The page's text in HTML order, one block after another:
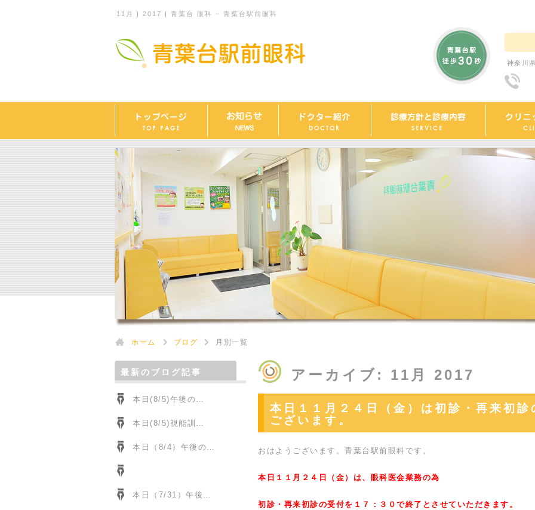
11月 | 2017 | 青葉台 眼科 – 青葉台駅前眼科
神奈川
ホーム ブログ 月別一覧
アーカイブ: 11月 2017
本日１１月２４日（金）は初診・再来初
ございます。
おはようございます。青葉台駅前眼科です。
本日１１月２４日（金）は、眼科医会業務の為
初診・再来初診の受付を１７：３０で終了とさせていただきます。
最新のブログ記事
本日(8/5)午後の…
本日(8/5)視能訓…
本日（8/4）午後の…
本日（7/31）午後…